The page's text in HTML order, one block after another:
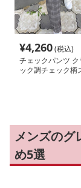
¥4,260(税込)
チェックパンツ ク
ック調チェック柄
メンズのグ
め5選